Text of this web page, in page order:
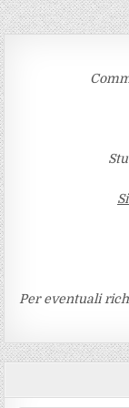
Per eventuali